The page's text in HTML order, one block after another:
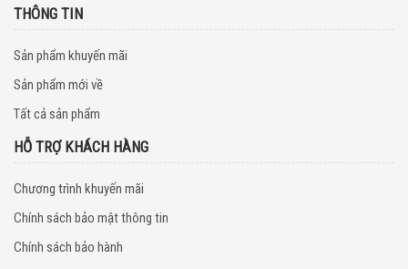
THÔNG TIN
Sản phẩm khuyến mãi
Sản phẩm mới về
Tất cả sản phẩm
HỖ TRỢ KHÁCH HÀNG
Chương trình khuyến mãi
Chính sách bảo mật thông tin
Chính sách bảo hành